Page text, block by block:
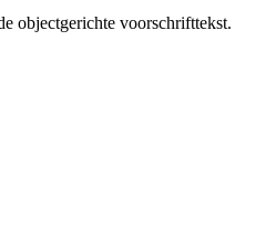
objectgerichte voorschrifttekst.